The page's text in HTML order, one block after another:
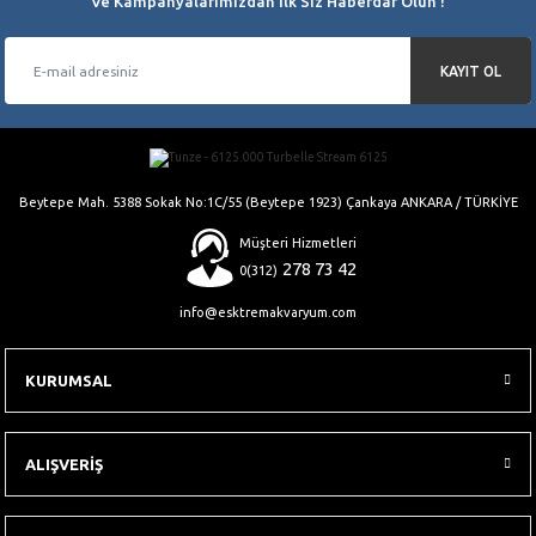
Gönder
KAYIT OL
Beytepe Mah. 5388 Sokak No:1C/55 (Beytepe 1923) Çankaya ANKARA / TÜRKİYE
Müşteri Hizmetleri
0(312) 278 73 42
info@esktremakvaryum.com
KURUMSAL
ALIŞVERİŞ